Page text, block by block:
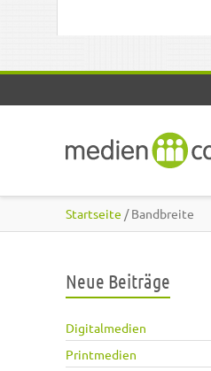
Startseite / Bandbreite
Neue Beiträge
Digitalmedien
Printmedien